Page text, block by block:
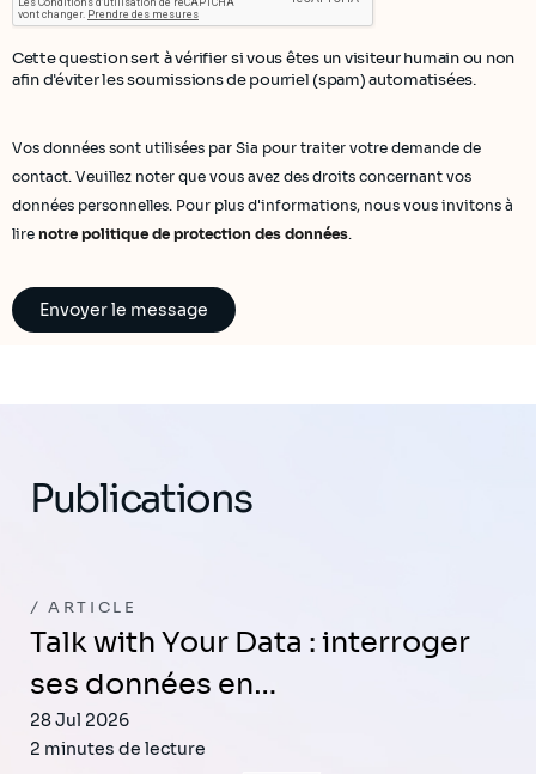
Cette question sert à vérifier si vous êtes un visiteur humain ou non
afin d'éviter les soumissions de pourriel (spam) automatisées.
Vos données sont utilisées par Sia pour traiter votre demande de
contact. Veuillez noter que vous avez des droits concernant vos
données personnelles. Pour plus d'informations, nous vous invitons à
lire notre politique de protection des données
Publications
ARTICLE
Talk with Your Data : interroger
ses données en…
28 Jul 2026
2 minutes de lecture